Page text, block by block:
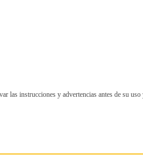
las instrucciones y advertencias antes de su